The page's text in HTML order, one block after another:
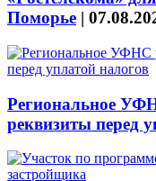
Поморье |
Региональное
реквизиты перед